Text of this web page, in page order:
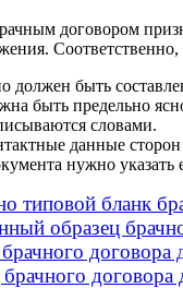
договором
должен быть
быть предельно
словами.
данные
нужно
типовой бланк
образец
договора
брачного